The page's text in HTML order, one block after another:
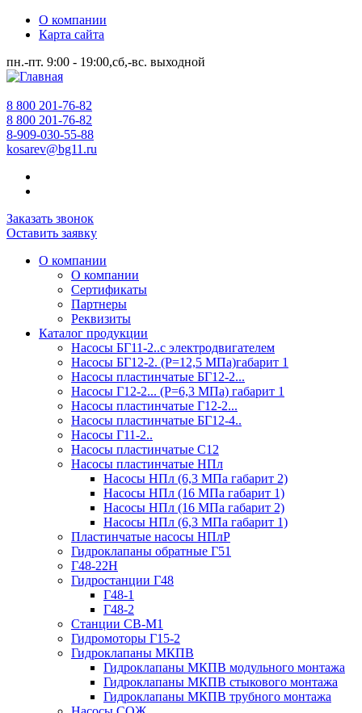
О компании
Карта сайта
пн.-пт. 9:00 - 19:00,сб,-вс. выходной
8 800 201-76-82
8 800 201-76-82
8-909-030-55-88
kosarev@bg11.ru
Заказать звонок
Оставить заявку
О компании
О компании
Сертификаты
Партнеры
Реквизиты
Каталог продукции
Насосы БГ11-2..с электродвигателем
Насосы БГ12-2. (Р=12,5 МПа)габарит 1
Насосы пластинчатые БГ12-2...
Насосы Г12-2... (Р=6,3 МПа) габарит 1
Насосы пластинчатые Г12-2...
Насосы пластинчатые БГ12-4..
Насосы Г11-2..
Насосы пластинчатые С12
Насосы пластинчатые НПл
Насосы НПл (6,3 МПа габарит 2)
Насосы НПл (16 МПа габарит 1)
Насосы НПл (16 МПа габарит 2)
Насосы НПл (6,3 МПа габарит 1)
Пластинчатые насосы НПлР
Гидроклапаны обратные Г51
Г48-22Н
Гидростанции Г48
Г48-1
Г48-2
Станции СВ-М1
Гидромоторы Г15-2
Гидроклапаны МКПВ
Гидроклапаны МКПВ модульного монтажа
Гидроклапаны МКПВ стыкового монтажа
Гидроклапаны МКПВ трубного монтажа